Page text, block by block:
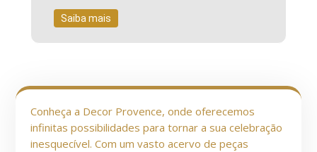
Saiba mais
Conheça a Decor Provence, onde oferecemos
infinitas possibilidades para tornar a sua celebração
inesquecível. Com um vasto acervo de peças